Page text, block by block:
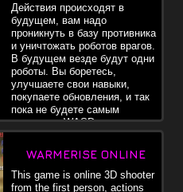
Действия происходят в
будущем, вам надо
проникнуть в базу противника
и уничтожать роботов врагов.
В будущем везде будут одни
роботы. Вы боретесь,
улучшаете свои навыки,
покупаете обновления, и так
пока не будете самым
сильным. WASD -
123456 - изменить
, F или G - бросить гранату.
WARMERISE ONLINE
This game is online 3D shooter
from the first person, actions